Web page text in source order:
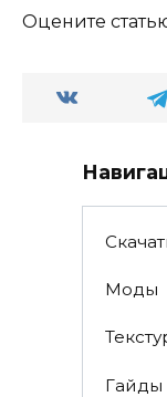
Оцените
Моды
Гайды